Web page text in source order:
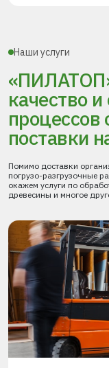
Наши услуги
качество и
процессов
поставки
Помимо доставки
погрузо-разгрузочные
окажем услуги по
древесины и многое